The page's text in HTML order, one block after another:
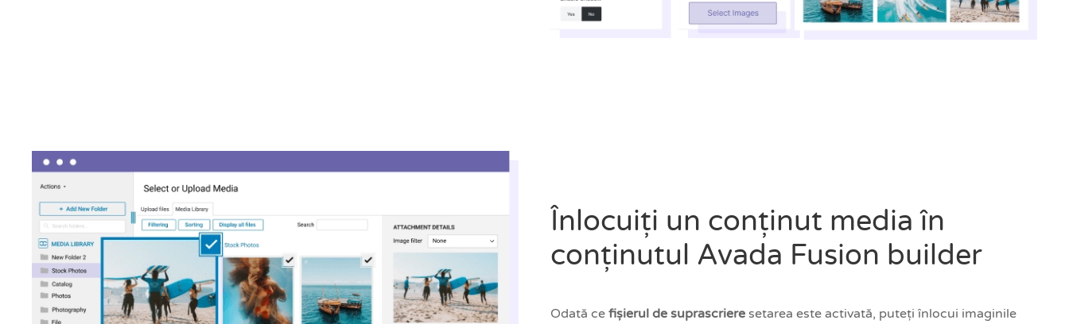
Înlocuiți un conținut media în
conținutul Avada Fusion builder
Odată ce fișierul de suprascriere setarea este activată, puteți înlocui imaginile